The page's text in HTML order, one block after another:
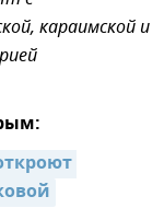
караимской и